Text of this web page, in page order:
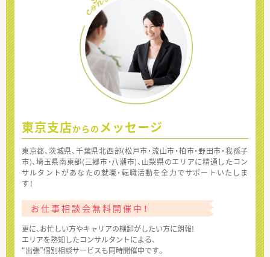
東京支店からの メッセージ
東京都、茨城県、千葉県北西部(松戸市・流山市・柏市・野田市・我孫子
市)、埼玉県南東部(三郷市・八潮市)、山梨県のエリアに精通したコン
サルタントがあなたの就職・転職活動を全力でサポートいたしま
す！
お仕事相談会無料開催中！
更に、お忙しい方やキャリアの棚卸がしたい方に朗報!
エリアを熟知したコンサルタントによる、
“出張”個別相談サービスも同時開催中です。